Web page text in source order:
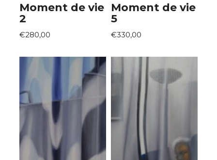
Moment de vie
2
€280,00
Moment de vie
5
€330,00